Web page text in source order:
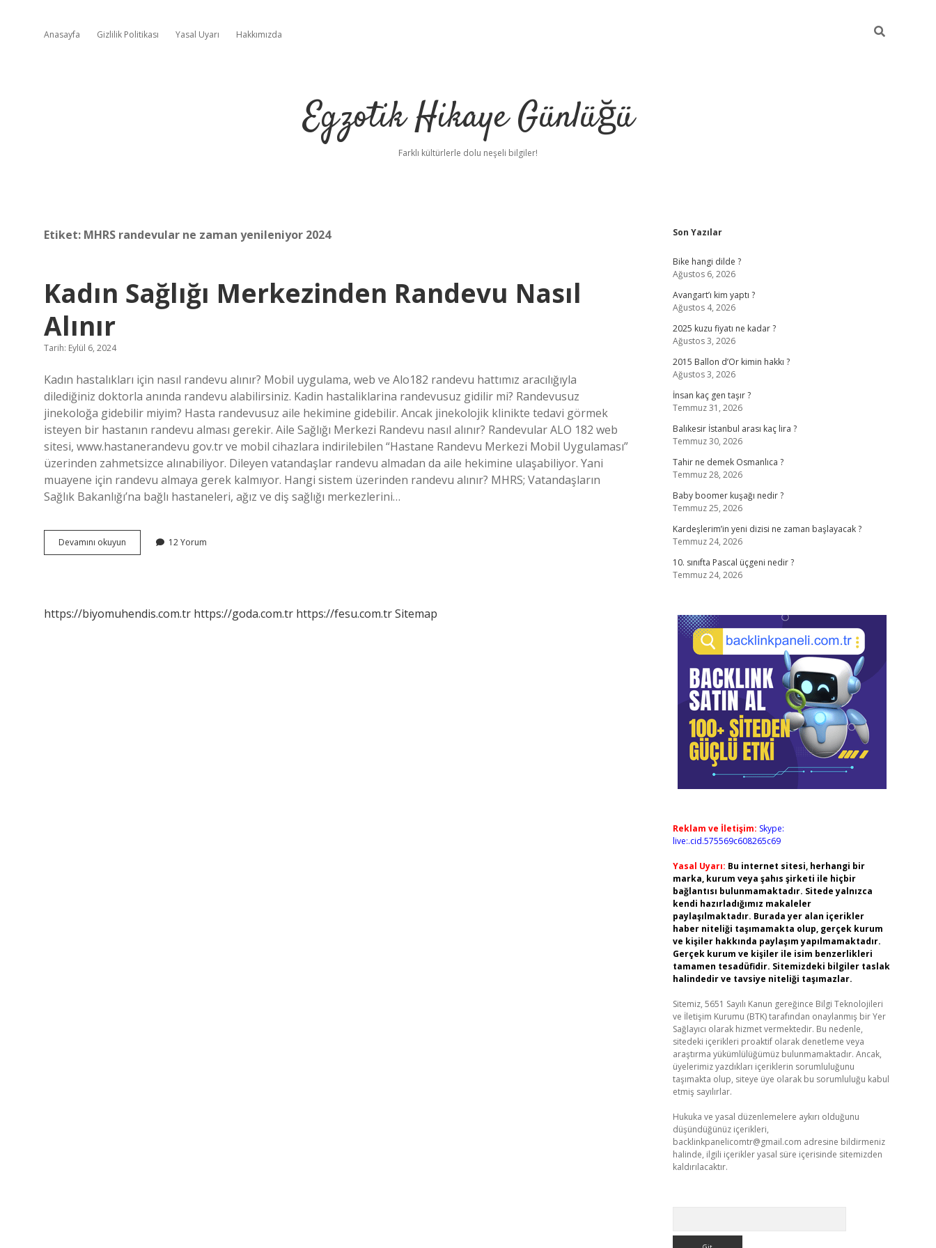
Anasayfa Gizlilik Politikası Yasal Uyarı Hakkımızda
Egzotik Hikaye Günlüğü
Farklı kültürlerle dolu neşeli bilgiler!
Etiket: MHRS randevular ne zaman yenileniyor 2024
Kadın Sağlığı Merkezinden Randevu Nasıl
Alınır
Tarih: Eylül 6, 2024
Kadın hastalıkları için nasıl randevu alınır? Mobil uygulama, web ve Alo182 randevu hattımız aracılığıyla
dilediğiniz doktorla anında randevu alabilirsiniz. Kadin hastaliklarina randevusuz gidilir mi? Randevusuz
jinekoloğa gidebilir miyim? Hasta randevusuz aile hekimine gidebilir. Ancak jinekolojik klinikte tedavi görmek
isteyen bir hastanın randevu alması gerekir. Aile Sağlığı Merkezi Randevu nasıl alınır? Randevular ALO 182 web
sitesi, www.hastanerandevu gov.tr ​​​​​​ve mobil cihazlara indirilebilen “Hastane Randevu Merkezi Mobil Uygulaması”
üzerinden zahmetsizce alınabiliyor. Dileyen vatandaşlar randevu almadan da aile hekimine ulaşabiliyor. Yani
muayene için randevu almaya gerek kalmıyor. Hangi sistem üzerinden randevu alınır? MHRS; Vatandaşların
Sağlık Bakanlığı’na bağlı hastaneleri, ağız ve diş sağlığı merkezlerini…
Devamını okuyun
Sağlığı
12 Yorum
https://biyomuhendis.com.tr https://goda.com.tr https://fesu.com.trSitemap
Sidebar
Son Yazılar
Bike hangi dilde ?
Ağustos 6, 2026
Avangart’ı kim yaptı ?
Ağustos 4, 2026
2025 kuzu fiyatı ne kadar ?
Ağustos 3, 2026
2015 Ballon d’Or kimin hakkı ?
Ağustos 3, 2026
İnsan kaç gen taşır ?
Temmuz 31, 2026
Balıkesir İstanbul arası kaç lira ?
Temmuz 30, 2026
Tahir ne demek Osmanlıca ?
Temmuz 28, 2026
Baby boomer kuşağı nedir ?
Temmuz 25, 2026
Kardeşlerim’in yeni dizisi ne zaman başlayacak ?
Temmuz 24, 2026
10. sınıfta Pascal üçgeni nedir ?
Temmuz 24, 2026
Reklam ve İletişim: Skype:
live:.cid.575569c608265c69
Yasal Uyarı: Bu internet sitesi, herhangi bir
marka, kurum veya şahıs şirketi ile hiçbir
bağlantısı bulunmamaktadır. Sitede yalnızca
kendi hazırladığımız makaleler
paylaşılmaktadır. Burada yer alan içerikler
haber niteliği taşımamakta olup, gerçek kurum
ve kişiler hakkında paylaşım yapılmamaktadır.
Gerçek kurum ve kişiler ile isim benzerlikleri
tamamen tesadüfidir. Sitemizdeki bilgiler taslak
halindedir ve tavsiye niteliği taşımazlar.
Sitemiz, 5651 Sayılı Kanun gereğince Bilgi Teknolojileri
ve İletişim Kurumu (BTK) tarafından onaylanmış bir Yer
Sağlayıcı olarak hizmet vermektedir. Bu nedenle,
sitedeki içerikleri proaktif olarak denetleme veya
araştırma yükümlülüğümüz bulunmamaktadır. Ancak,
üyelerimiz yazdıkları içeriklerin sorumluluğunu
taşımakta olup, siteye üye olarak bu sorumluluğu kabul
etmiş sayılırlar.
Hukuka ve yasal düzenlemelere aykırı olduğunu
düşündüğünüz içerikleri,
backlinkpanelicomtr@gmail.com adresine bildirmeniz
halinde, ilgili içerikler yasal süre içerisinde sitemizden
kaldırılacaktır.